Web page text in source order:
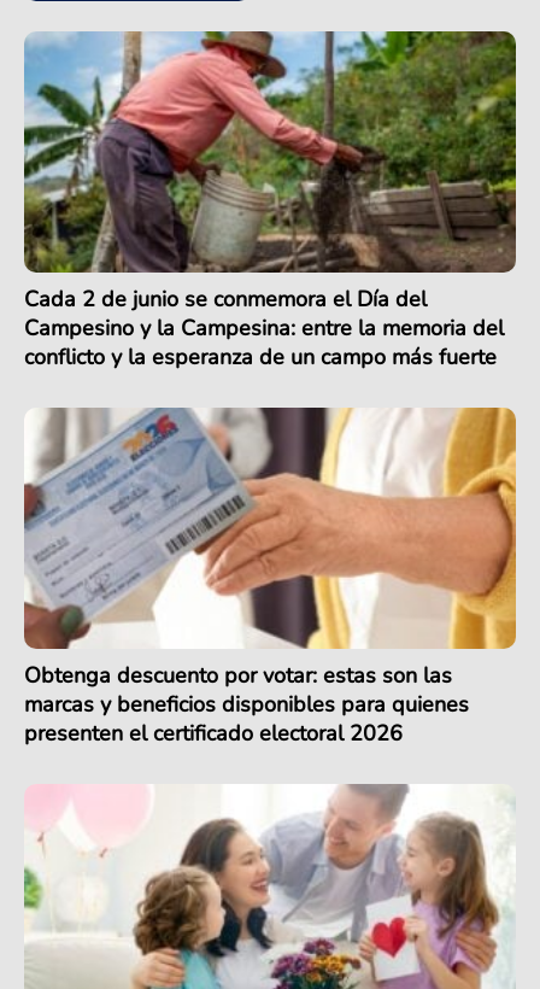
Cada 2 de junio se conmemora el Día del
Campesino y la Campesina: entre la memoria del
conflicto y la esperanza de un campo más fuerte
Obtenga descuento por votar: estas son las
marcas y beneficios disponibles para quienes
presenten el certificado electoral 2026